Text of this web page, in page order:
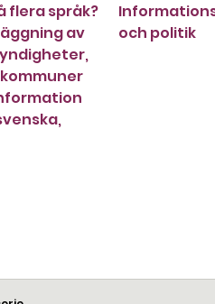
flera språk?
av
och politik